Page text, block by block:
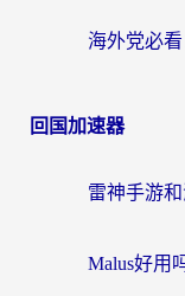
回国加速器